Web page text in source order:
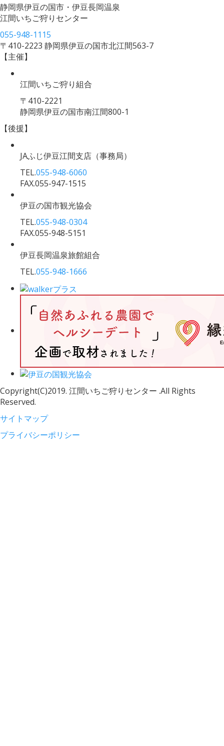
静岡県伊豆の国市・伊豆長岡温泉
江間いちご狩りセンター
055-948-1115
〒410-2223 静岡県伊豆の国市北江間563-7
【主催】
江間いちご狩り組合
〒410-2221
静岡県伊豆の国市南江間800-1
【後援】
JAふじ伊豆江間支店 （事務局）
TEL.055-948-6060
FAX.055-947-1515
伊豆の国市観光協会
TEL.055-948-0304
FAX.055-948-5151
伊豆長岡温泉旅館組合
TEL.055-948-1666
Copyright(C)2019. 江間いちご狩りセンター .All Rights
Reserved.
サイトマップ
プライバシーポリシー